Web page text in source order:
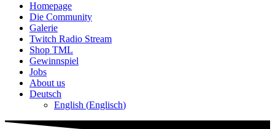
Homepage
Die Community
Galerie
Twitch Radio Stream
Shop TML
Gewinnspiel
Jobs
About us
Deutsch
English (Englisch)